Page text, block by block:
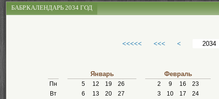
БАБР.КАЛЕНДАРЬ 2034 ГОД
<<<<< <<< <
Пн
Вт
Январь
5 12 19
26
6
13 20
27
Февраль
2 9 16
23
3
10 17
24